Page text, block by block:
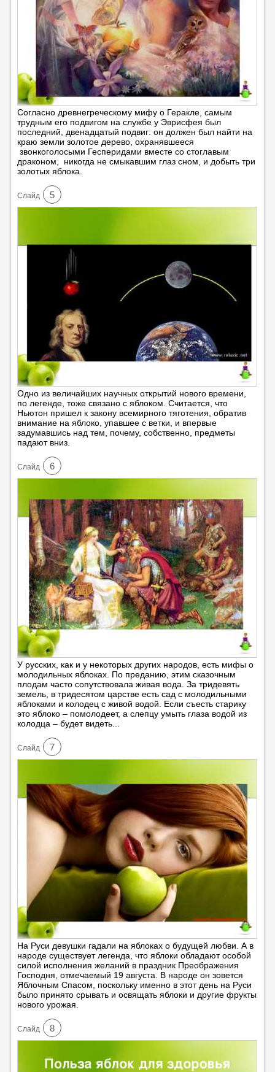
Согласно древнегреческому мифу о Геракле, самым
трудным его подвигом на службе у Эврисфея был
последний, двенадцатый подвиг: он должен был найти на
краю земли золотое дерево, охранявшееся
звонкоголосыми Гесперидами вместе со стоглавым
драконом, никогда не смыкавшим глаз сном, и добыть три
золотых яблока.
Cлайд 5
Одно из величайших научных открытий нового времени,
по легенде, тоже связано с яблоком. Считается, что
Ньютон пришел к закону всемирного тяготения, обратив
внимание на яблоко, упавшее с ветки, и впервые
задумавшись над тем, почему, собственно, предметы
падают вниз.
Cлайд 6
У русских, как и у некоторых других народов, есть мифы о
молодильных яблоках. По преданию, этим сказочным
плодам часто сопутствовала живая вода. За тридевять
земель, в тридесятом царстве есть сад с молодильными
яблоками и колодец с живой водой. Если съесть старику
это яблоко – помолодеет, а слепцу умыть глаза водой из
колодца – будет видеть...
Cлайд 7
На Руси девушки гадали на яблоках о будущей любви. А в
народе существует легенда, что яблоки обладают особой
силой исполнения желаний в праздник Преображения
Господня, отмечаемый 19 августа. В народе он зовется
Яблочным Спасом, поскольку именно в этот день на Руси
было принято срывать и освящать яблоки и другие фрукты
нового урожая.
Cлайд 8